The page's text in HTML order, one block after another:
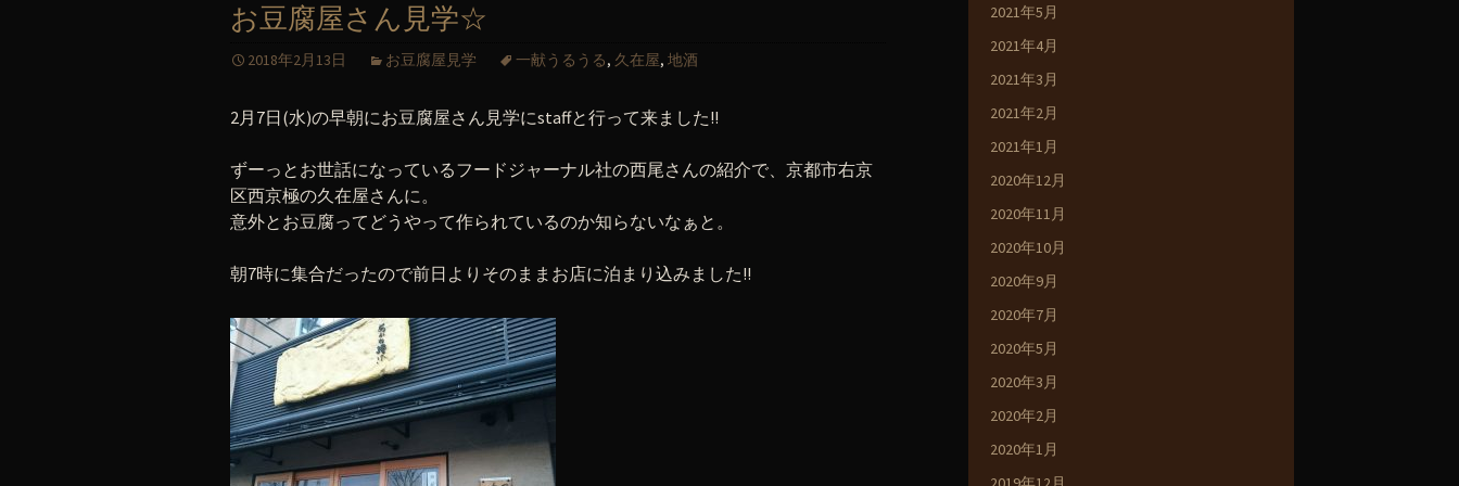
お豆腐屋さん見学☆
2018年2月13日 お豆腐屋見学 一献うるうる, 久在屋, 地酒
2月7日(水)の早朝にお豆腐屋さん見学にstaffと行って来ました!!
ずーっとお世話になっているフードジャーナル社の西尾さんの紹介で、京都市右京
区西京極の久在屋さんに。
意外とお豆腐ってどうやって作られているのか知らないなぁと。
朝7時に集合だったので前日よりそのままお店に泊まり込みました!!
2021年5月
2021年4月
2021年3月
2021年2月
2021年1月
2020年12月
2020年11月
2020年10月
2020年9月
2020年7月
2020年5月
2020年3月
2020年2月
2020年1月